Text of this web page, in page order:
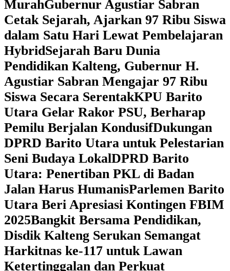
MurahGubernur Agustiar Sabran
Cetak Sejarah, Ajarkan 97 Ribu Siswa
dalam Satu Hari Lewat Pembelajaran
HybridSejarah Baru Dunia
Pendidikan Kalteng, Gubernur H.
Agustiar Sabran Mengajar 97 Ribu
Siswa Secara SerentakKPU Barito
Utara Gelar Rakor PSU, Berharap
Pemilu Berjalan KondusifDukungan
DPRD Barito Utara untuk Pelestarian
Seni Budaya LokalDPRD Barito
Utara: Penertiban PKL di Badan
Jalan Harus HumanisParlemen Barito
Utara Beri Apresiasi Kontingen FBIM
2025‎Bangkit Bersama Pendidikan,
Disdik Kalteng Serukan Semangat
Harkitnas ke-117 untuk Lawan
Ketertinggalan dan Perkuat